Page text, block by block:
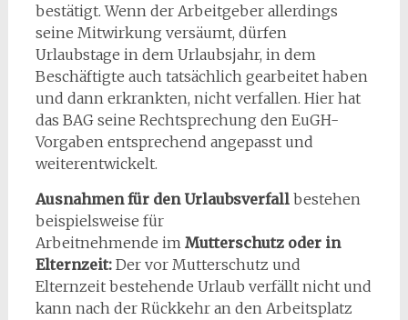
bestätigt. Wenn der Arbeitgeber allerdings
seine Mitwirkung versäumt, dürfen
Urlaubstage in dem Urlaubsjahr, in dem
Beschäftigte auch tatsächlich gearbeitet haben
und dann erkrankten, nicht verfallen. Hier hat
das BAG seine Rechtsprechung den EuGH-
Vorgaben entsprechend angepasst und
weiterentwickelt.
Ausnahmen für den Urlaubsverfallbestehen
beispielsweise für
Arbeitnehmende im Mutterschutz oder in
Elternzeit:Der vor Mutterschutz und
Elternzeit bestehende Urlaub verfällt nicht und
kann nach der Rückkehr an den Arbeitsplatz